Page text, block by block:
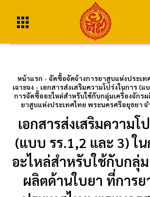
หน้าแรก จัดซื้อจัดจ้างการยาสูบแห่งประเท
เจาะจง
เอกสารส่งเสริมความโปร่งในการ (แ
การจัดซื้ออะไหล่สำหรับใช้กับกลุ่มเครื่องจักร
ยาสูบแห่งประเทศไทย พระนครศรีอยุธยา จ
เอกสารส่งเสริมความโ
(แบบ รร.1,2 และ 3) ใ
อะไหล่สำหรับใช้กับกลุ่ม
ผลิตด้านใบยา ที่การ